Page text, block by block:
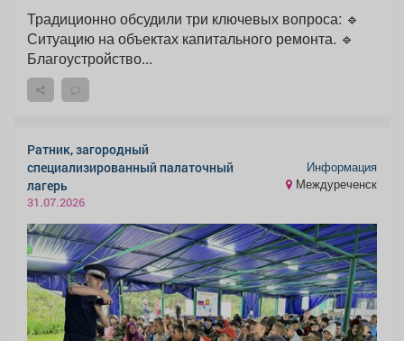
Традиционно обсудили три ключевых вопроса: 🔹
Ситуацию на объектах капитального ремонта. 🔹
Благоустройство...
Ратник, загородный
специализированный палаточный
лагерь
31.07.2026
Информация
Междуреченск